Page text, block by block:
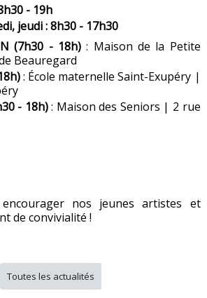
- 19h
jeudi : 8h30 - 17h30
(7h30 - 18h): Maison de la Petite
Beauregard
: École maternelle Saint-Exupéry |
- 18h): Maison des Seniors | 2 rue
nos jeunes artistes et
de convivialité !
Toutes les actualités